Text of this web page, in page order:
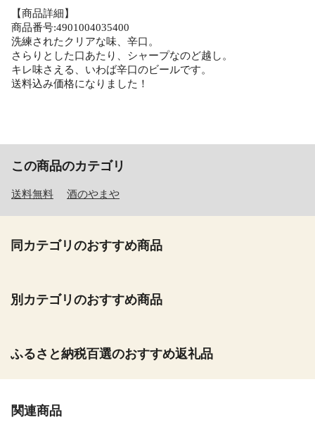
【商品詳細】
商品番号:4901004035400
洗練されたクリアな味、辛口。
さらりとした口あたり、シャープなのど越し。
キレ味さえる、いわば辛口のビールです。
送料込み価格になりました！
この商品のカテゴリ
送料無料 酒のやまや
同カテゴリのおすすめ商品
別カテゴリのおすすめ商品
ふるさと納税百選のおすすめ返礼品
関連商品